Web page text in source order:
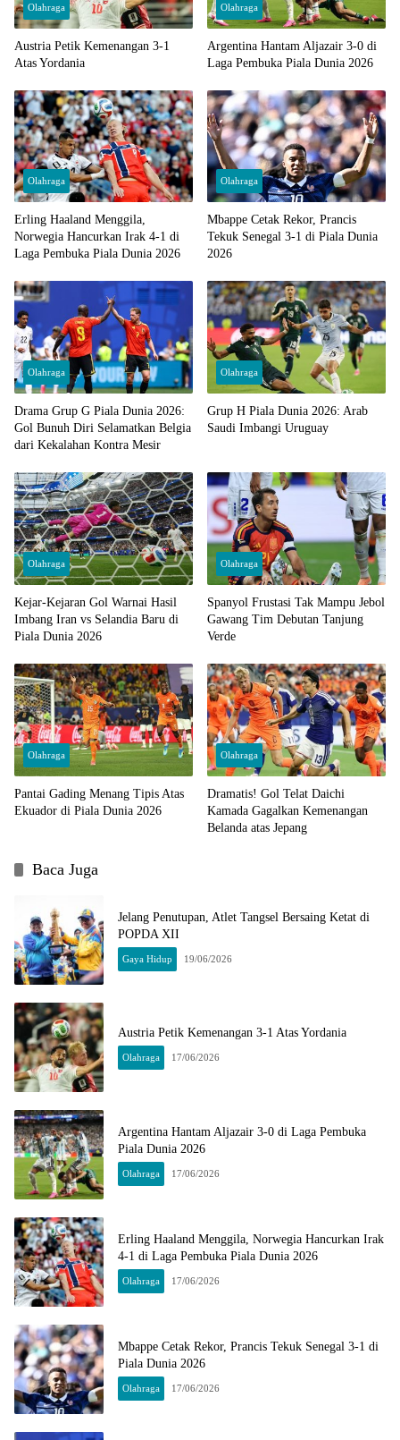
Olahraga
Austria Petik Kemenangan 3-1
Atas Yordania
Olahraga
Argentina Hantam Aljazair 3-0 di
Laga Pembuka Piala Dunia 2026
Olahraga
Erling Haaland Menggila,
Norwegia Hancurkan Irak 4-1 di
Laga Pembuka Piala Dunia 2026
Olahraga
Mbappe Cetak Rekor, Prancis
Tekuk Senegal 3-1 di Piala Dunia
2026
Olahraga
Drama Grup G Piala Dunia 2026:
Gol Bunuh Diri Selamatkan Belgia
dari Kekalahan Kontra Mesir
Olahraga
Grup H Piala Dunia 2026: Arab
Saudi Imbangi Uruguay
Olahraga
Kejar-Kejaran Gol Warnai Hasil
Imbang Iran vs Selandia Baru di
Piala Dunia 2026
Olahraga
Spanyol Frustasi Tak Mampu Jebol
Gawang Tim Debutan Tanjung
Verde
Olahraga
Pantai Gading Menang Tipis Atas
Ekuador di Piala Dunia 2026
Olahraga
Dramatis! Gol Telat Daichi
Kamada Gagalkan Kemenangan
Belanda atas Jepang
Baca Juga
Jelang Penutupan, Atlet Tangsel Bersaing Ketat di
POPDA XII
Gaya Hidup 19/06/2026
Austria Petik Kemenangan 3-1 Atas Yordania
Olahraga 17/06/2026
Argentina Hantam Aljazair 3-0 di Laga Pembuka
Piala Dunia 2026
Olahraga 17/06/2026
Erling Haaland Menggila, Norwegia Hancurkan Irak
4-1 di Laga Pembuka Piala Dunia 2026
Olahraga 17/06/2026
Mbappe Cetak Rekor, Prancis Tekuk Senegal 3-1 di
Piala Dunia 2026
Olahraga 17/06/2026